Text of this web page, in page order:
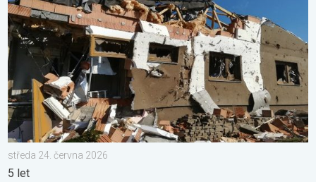
středa 24. června 2026
5 let